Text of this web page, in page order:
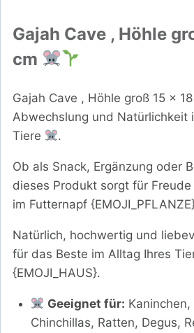
Gajah Cave , Höhle
cm
Gajah Cave , Höhle groß 15 x
Abwechslung und Natürlichkeit
Tiere
.
Ob als Snack, Ergänzung oder
dieses Produkt sorgt für
im Futternapf
Natürlich, hochwertig und
für das Beste im Alltag Ihres
{EMOJI_HAUS}.
Geeignet für:
Chinchillas, Ratten, Degus,